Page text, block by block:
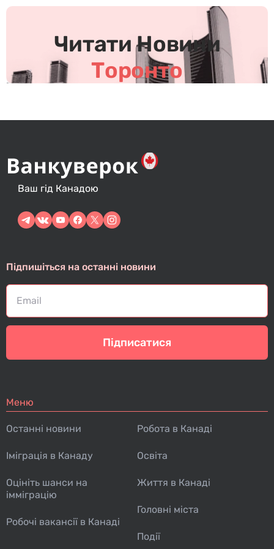
Читати Новини
Торонто
Ваш гід Канадою
Підпишіться на останні новини
Підписатися
Меню
Останні новини
Іміграція в Канаду
Оцініть шанси на
імміграцію
Робочі вакансії в Канаді
Робота в Канаді
Освіта
Життя в Канаді
Головні міста
Події